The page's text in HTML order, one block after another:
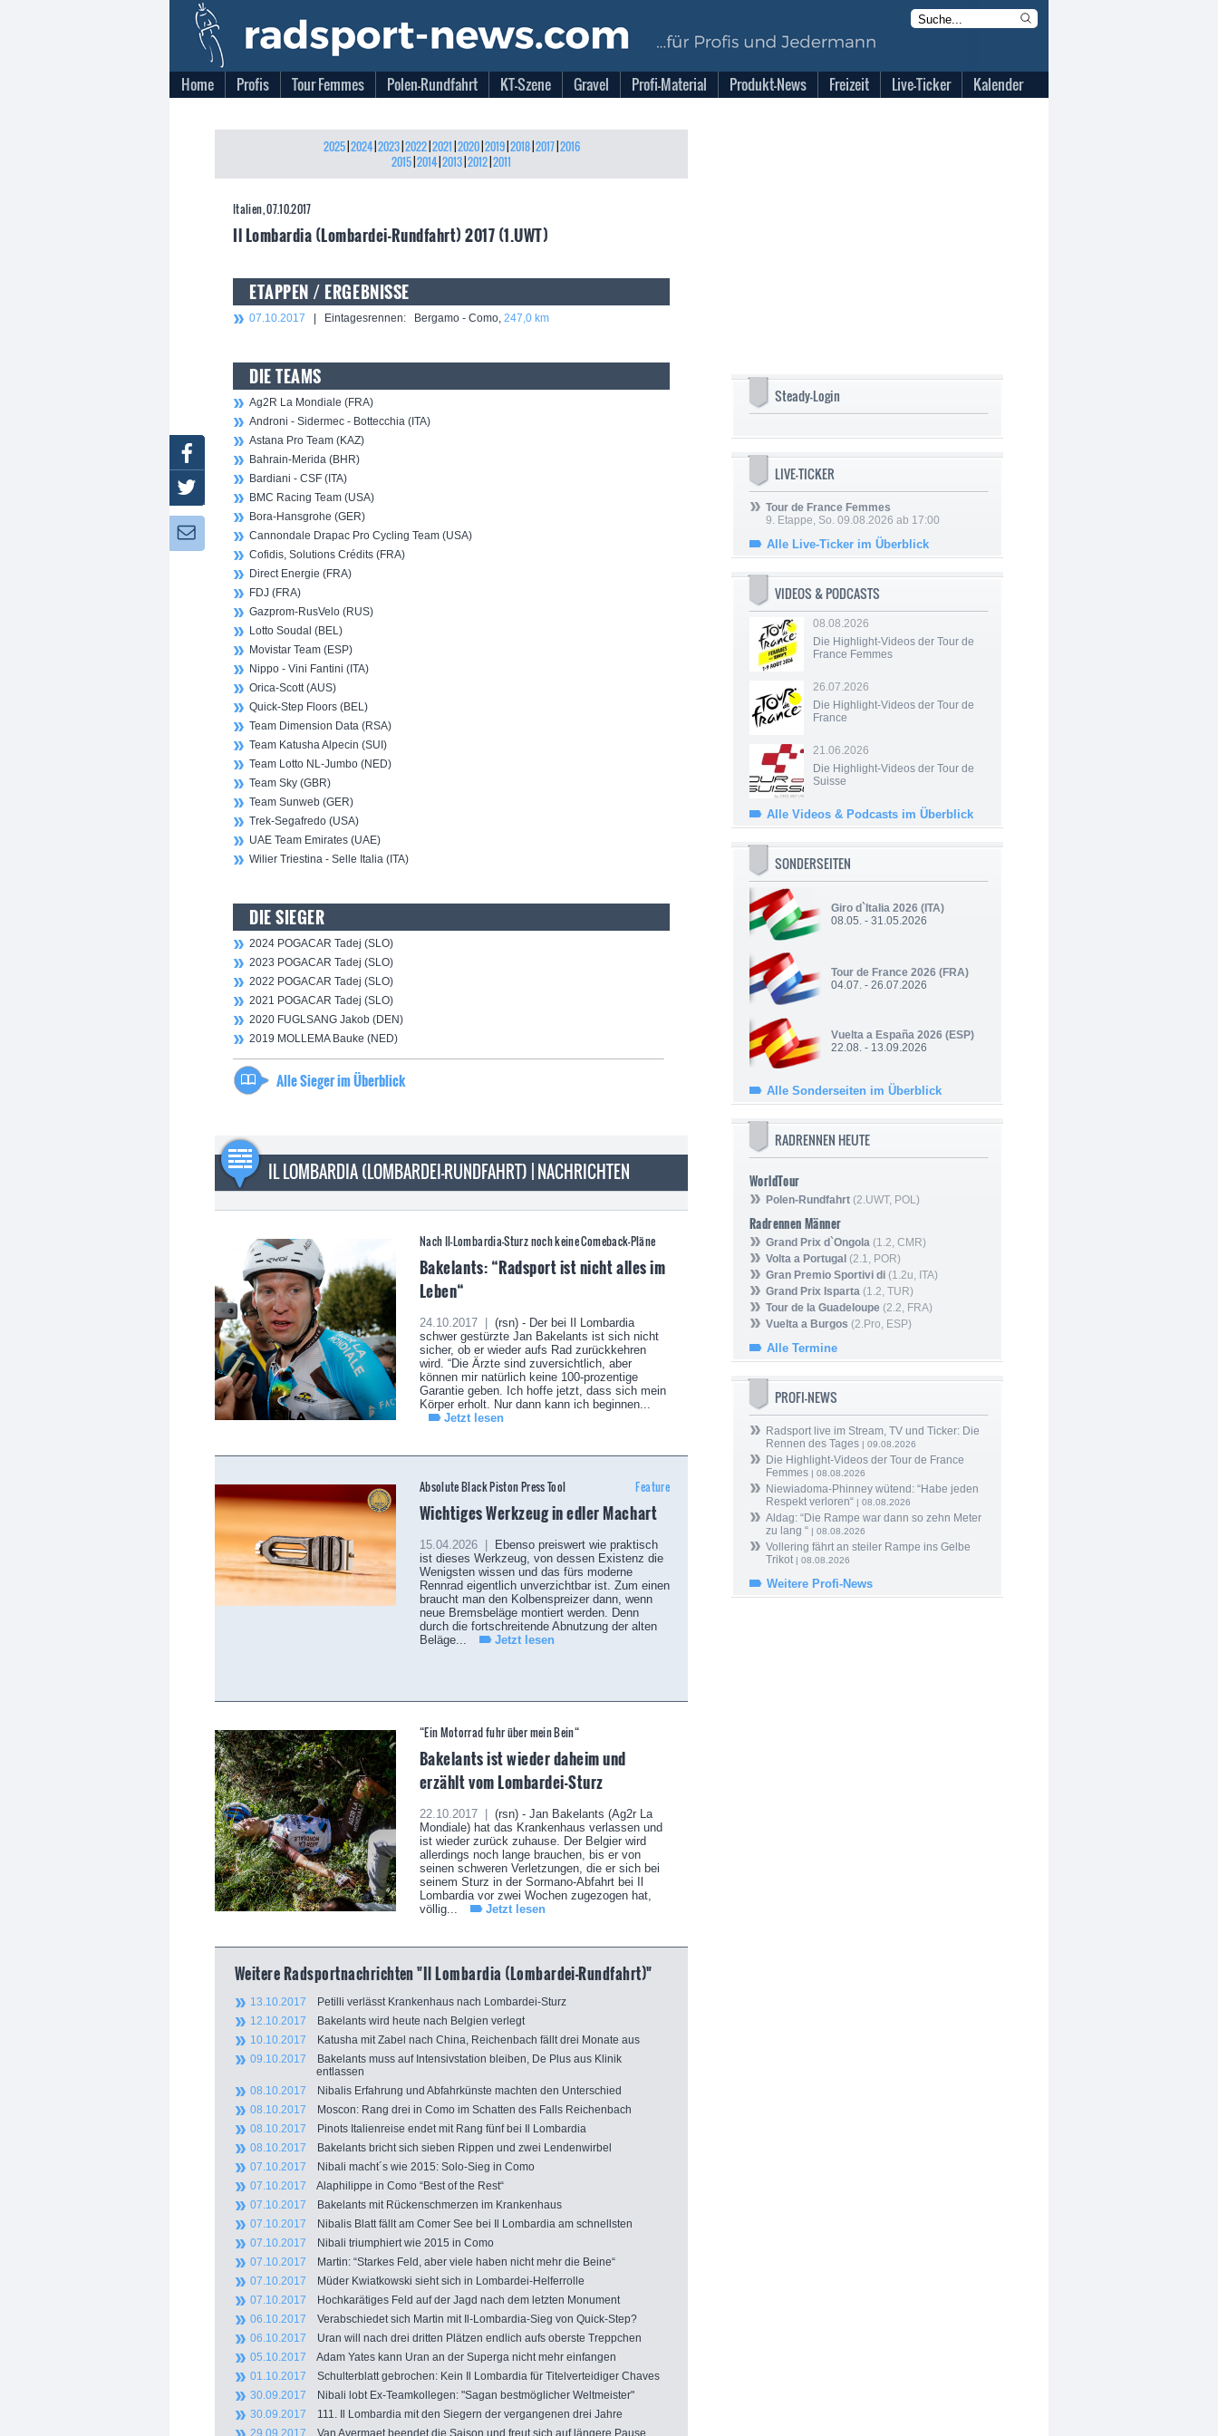
Home Profis Tour Femmes Polen-Rundfahrt KT-Szene Gravel Profi-Material Produkt-News Freizeit Live-Ticker Kalender
2025| 2024| 2023| 2022| 2021 2020| 2019| 2018| 2017| 2016
2015 2014 2013 2012 2011
Italien, 07.10.2017
Il Lombardia (Lombardei-Rundfahrt) 2017 (1.UWT)
ETAPPEN / ERGEBNISSE
07.10.2017 | Eintagesrennen: Bergamo - Como, 247,0 km
DIE TEAMS
Ag2R La Mondiale (FRA)
Androni - Sidermec - Bottecchia (ITA)
Astana Pro Team (KAZ)
Bahrain-Merida (BHR)
Bardiani - CSF (ITA)
BMC Racing Team (USA)
Bora-Hansgrohe (GER)
Cannondale Drapac Pro Cycling Team (USA)
Cofidis, Solutions Crédits (FRA)
Direct Energie (FRA)
FDJ (FRA)
Gazprom-RusVelo (RUS)
Lotto Soudal (BEL)
Movistar Team (ESP)
Nippo - Vini Fantini (ITA)
Orica-Scott (AUS)
Quick-Step Floors (BEL)
Team Dimension Data (RSA)
Team Katusha Alpecin (SUI)
Team Lotto NL-Jumbo (NED)
Team Sky (GBR)
Team Sunweb (GER)
Trek-Segafredo (USA)
UAE Team Emirates (UAE)
Wilier Triestina - Selle Italia (ITA)
DIE SIEGER
2024 POGACAR Tadej (SLO)
2023 POGACAR Tadej (SLO)
2022 POGACAR Tadej (SLO)
2021 POGACAR Tadej (SLO)
2020 FUGLSANG Jakob (DEN)
2019 MOLLEMA Bauke (NED)
Alle Sieger im Überblick
IL LOMBARDIA (LOMBARDEI-RUNDFAHRT) | NACHRICHTEN
Nach Il-Lombardia-Sturz noch keine Comeback-Pläne
Bakelants: “Radsport ist nicht alles im
Leben“
24.10.2017 |
(rsn) - Der bei Il Lombardia
schwer gestürzte Jan Bakelants ist sich nicht
sicher, ob er wieder aufs Rad zurückkehren
wird. “Die Ärzte sind zuversichtlich, aber
können mir natürlich keine 100-prozentige
Garantie geben. Ich hoffe jetzt, dass sich mein
Körper erholt. Nur dann kann ich beginnen...
Jetzt lesen
Feature
Absolute Black Piston Press Tool
Wichtiges Werkzeug in edler Machart
15.04.2026 |
Ebenso preiswert wie praktisch
ist dieses Werkzeug, von dessen Existenz die
Wenigsten wissen und das fürs moderne
Rennrad eigentlich unverzichtbar ist. Zum einen
braucht man den Kolbenspreizer dann, wenn
neue Bremsbeläge montiert werden. Denn
durch die fortschreitende Abnutzung der alten
Beläge...
Jetzt lesen
“Ein Motorrad fuhr über mein Bein“
Bakelants ist wieder daheim und
erzählt vom Lombardei-Sturz
22.10.2017 |
(rsn) - Jan Bakelants (Ag2r La
Mondiale) hat das Krankenhaus verlassen und
ist wieder zurück zuhause. Der Belgier wird
allerdings noch lange brauchen, bis er von
seinen schweren Verletzungen, die er sich bei
seinem Sturz in der Sormano-Abfahrt bei Il
Lombardia vor zwei Wochen zugezogen hat,
völlig...
Jetzt lesen
Weitere Radsportnachrichten "Il Lombardia (Lombardei-Rundfahrt)"
13.10.2017 Petilli verlässt Krankenhaus nach Lombardei-Sturz
12.10.2017 Bakelants wird heute nach Belgien verlegt
10.10.2017 Katusha mit Zabel nach China, Reichenbach fällt drei Monate aus
09.10.2017 Bakelants muss auf Intensivstation bleiben, De Plus aus Klinik
entlassen
08.10.2017 Nibalis Erfahrung und Abfahrkünste machten den Unterschied
08.10.2017 Moscon: Rang drei in Como im Schatten des Falls Reichenbach
08.10.2017 Pinots Italienreise endet mit Rang fünf bei Il Lombardia
08.10.2017 Bakelants bricht sich sieben Rippen und zwei Lendenwirbel
07.10.2017 Nibali macht´s wie 2015: Solo-Sieg in Como
07.10.2017 Alaphilippe in Como “Best of the Rest“
07.10.2017 Bakelants mit Rückenschmerzen im Krankenhaus
07.10.2017 Nibalis Blatt fällt am Comer See bei Il Lombardia am schnellsten
07.10.2017 Nibali triumphiert wie 2015 in Como
07.10.2017 Martin: “Starkes Feld, aber viele haben nicht mehr die Beine“
07.10.2017 Müder Kwiatkowski sieht sich in Lombardei-Helferrolle
07.10.2017 Hochkarätiges Feld auf der Jagd nach dem letzten Monument
06.10.2017 Verabschiedet sich Martin mit Il-Lombardia-Sieg von Quick-Step?
06.10.2017 Uran will nach drei dritten Plätzen endlich aufs oberste Treppchen
05.10.2017 Adam Yates kann Uran an der Superga nicht mehr einfangen
01.10.2017 Schulterblatt gebrochen: Kein Il Lombardia für Titelverteidiger Chaves
30.09.2017 Nibali lobt Ex-Teamkollegen: "Sagan bestmöglicher Weltmeister"
30.09.2017 111. Il Lombardia mit den Siegern der vergangenen drei Jahre
29.09.2017 Van Avermaet beendet die Saison und freut sich auf längere Pause
Steady-Login
LIVE-TICKER
Tour de France Femmes
9. Etappe, So. 09.08.2026 ab 17:00
Alle Live-Ticker im Überblick
VIDEOS & PODCASTS
08.08.2026
Die Highlight-Videos der Tour de
France Femmes
26.07.2026
Die Highlight-Videos der Tour de
France
21.06.2026
Die Highlight-Videos der Tour de
Suisse
Alle Videos & Podcasts im Überblick
SONDERSEITEN
Giro d`Italia 2026 (ITA)
08.05. - 31.05.2026
Tour de France 2026 (FRA)
04.07. - 26.07.2026
Vuelta a España 2026 (ESP)
22.08. - 13.09.2026
Alle Sonderseiten im Überblick
RADRENNEN HEUTE
WorldTour
Polen-Rundfahrt (2.UWT, POL)
Radrennen Männer
Grand Prix d`Ongola (1.2, CMR)
Volta a Portugal (2.1, POR)
Gran Premio Sportivi di (1.2u, ITA)
Grand Prix Isparta (1.2, TUR)
Tour de la Guadeloupe (2.2, FRA)
Vuelta a Burgos (2.Pro, ESP)
Alle Termine
PROFI-NEWS
Radsport live im Stream, TV und Ticker: Die
Rennen des Tages | 09.08.2026
Die Highlight-Videos der Tour de France
Femmes | 08.08.2026
Niewiadoma-Phinney wütend: “Habe jeden
Respekt verloren“ | 08.08.2026
Aldag: “Die Rampe war dann so zehn Meter
zu lang “ | 08.08.2026
Vollering fährt an steiler Rampe ins Gelbe
Trikot| 08.08.2026
Weitere Profi-News
Facebook
Newsletter: